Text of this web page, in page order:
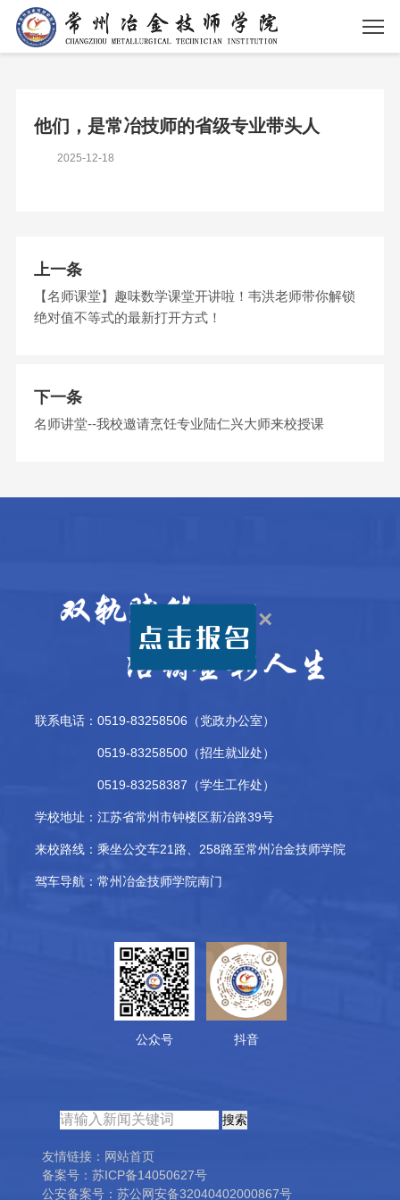
他们，是常冶技师的省级专业带头人
2025-12-18
上一条
【名师课堂】趣味数学课堂开讲啦！韦洪老师带你解锁
绝对值不等式的最新打开方式！
下一条
名师讲堂--我校邀请烹饪专业陆仁兴大师来校授课
联系电话：0519-83258506（党政办公室）
0519-83258500（招生就业处）
0519-83258387（学生工作处）
学校地址： 江苏省常州市钟楼区新冶路39号
来校路线： 乘坐公交车21路、258路至常州冶金技师学院
驾车导航： 常州冶金技师学院南门
抖音
公众号
友情链接： 网站首页
备案号：苏ICP备14050627号
公安备案号：苏公网安备32040402000867号
×